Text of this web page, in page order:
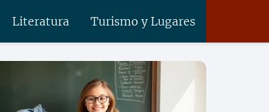
Literatura Turismo y Lugares